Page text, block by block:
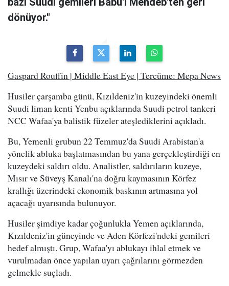
dönüyor."
Gaspard Rouffin | Middle East Eye | Tercüme: Mepa News
Husiler çarşamba günü, Kızıldeniz'in kuzeyindeki önemli
Suudi liman kenti Yenbu açıklarında Suudi petrol tankeri
NCC Wafaa'ya balistik füzeler ateşlediklerini açıkladı.
Bu, Yemenli grubun 22 Temmuz'da Suudi Arabistan'a
yönelik abluka başlatmasından bu yana gerçekleştirdiği en
kuzeydeki saldırı oldu. Analistler, saldırıların kuzeye,
Mısır ve Süveyş Kanalı'na doğru kaymasının Körfez
krallığı üzerindeki ekonomik baskının artmasına yol
açacağı uyarısında bulunuyor.
Husiler şimdiye kadar çoğunlukla Yemen açıklarında,
Kızıldeniz'in güneyinde ve Aden Körfezi'ndeki gemileri
hedef almıştı. Grup, Wafaa'yı ablukayı ihlal etmek ve
vurulmadan önce yapılan uyarı çağrılarını görmezden
gelmekle suçladı.